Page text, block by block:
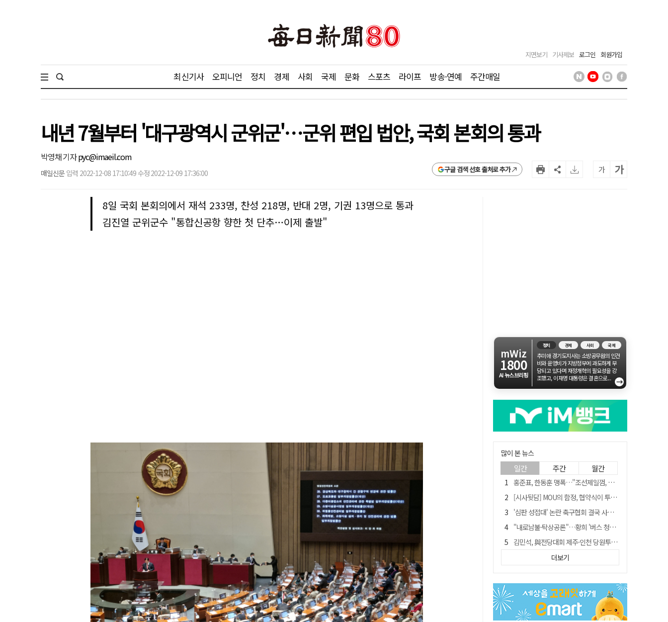
지면보기 기사제보 로그인 회원가입
최신기사 오피니언 정치 경제 사회 국제 문화 스포츠 라이프 방송·연예 주간매일
내년 7월부터 '대구광역시 군위군'…군위 편입 법안, 국회 본회의 통과
박영채 기자pyc@imaeil.com
매일신문 입력 2022-12-08 17:10:49 수정 2022-12-09 17:36:00 구글 검색 선호 출처로 추가 가 가
8일 국회 본회의에서 재석 233명, 찬성 218명, 반대 2명, 기권 13명으로 통과
김진열 군위군수 "통합신공항 향한 첫 단추…이제 출발"
mWiz
1800
AI 뉴스브리핑
정치 경제 사회 국제
추미애 경기도지사는 소방공무원의 인건
비와 운영비가 지방정부에 과도하게 부
담되고 있다며 재정개혁의 필요성을 강
조했고, 이재명 대통령은 결혼으로...
→
많이 본 뉴스
일간 주간 월간
홍준표, 한동훈 맹폭…"조선제일껌, 권력에 살고 권력에 죽었다"
[시사뒷담] MOU의 함정, 협약식이 투자 확정은 아니긴 해
'심판 성접대' 논란 축구협회 결국 사과…"깊이 반성, 쇄신하겠다"
"내로남불·탁상공론"…황희 '버스 청년주택' 제안에 與 내부서도 쓴소리
김민석, 與전당대회 제주·인천 당원투표서 승리…누적 득표는 '초박빙'
"경로당 통장에 비밀번호가 적혀 있다"…전국 돌며 경로당 13곳 턴 30대 구속
휠체어 환자 발로 밀어 숨지게 한 70대 간병인…2심도 집행유예
"침대에 결박, 탈진"…평생 교회서 산 11세 남아, 병원 이송 끝 숨져
[금주의 이슈] 하늘의 외계인, 바다의 귀향자…영화 '호프'와 '오디세이'
더보기